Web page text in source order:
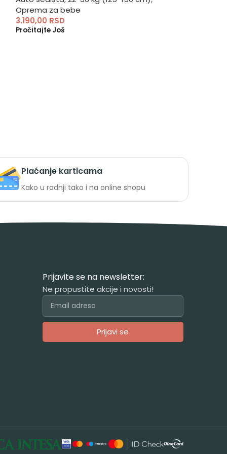
Oprema za bebe
3.190,00 RSD
Pročitajte Još
Plaćanje karticama
Kako u radnji tako i na online shopu
Prijavite se na newsletter:
Ne propustite akcije i novosti!
Prijavi se